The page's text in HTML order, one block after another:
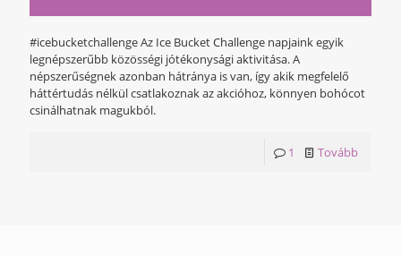
#icebucketchallenge Az Ice Bucket Challenge napjaink egyik
legnépszerűbb közösségi jótékonysági aktivitása. A
népszerűségnek azonban hátránya is van, így akik megfelelő
háttértudás nélkül csatlakoznak az akcióhoz, könnyen bohócot
csinálhatnak magukból.
1 Tovább